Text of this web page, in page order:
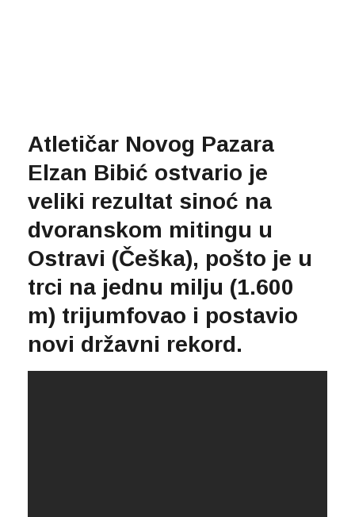
Atletičar Novog Pazara
Elzan Bibić ostvario je
veliki rezultat sinoć na
dvoranskom mitingu u
Ostravi (Češka), pošto je u
trci na jednu milju (1.600
m) trijumfovao i postavio
novi državni rekord.